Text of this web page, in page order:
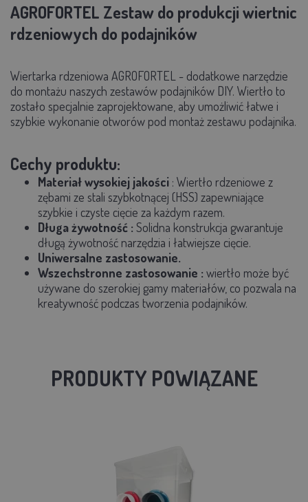
AGROFORTEL Zestaw do produkcji wiertnic
rdzeniowych do podajników
Wiertarka rdzeniowa AGROFORTEL - dodatkowe narzędzie
do montażu naszych zestawów podajników DIY. Wiertło to
zostało specjalnie zaprojektowane, aby umożliwić łatwe i
szybkie wykonanie otworów pod montaż zestawu podajnika.
Cechy produktu:
Materiał wysokiej jakości : Wiertło rdzeniowe z
zębami ze stali szybkotnącej (HSS) zapewniające
szybkie i czyste cięcie za każdym razem.
Długa żywotność : Solidna konstrukcja gwarantuje
długą żywotność narzędzia i łatwiejsze cięcie.
Uniwersalne zastosowanie.
Wszechstronne zastosowanie : wiertło może być
używane do szerokiej gamy materiałów, co pozwala na
kreatywność podczas tworzenia podajników.
PRODUKTY POWIĄZANE